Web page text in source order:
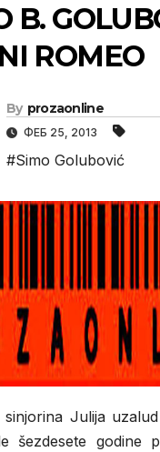
B.
ROMEO
By prozaonline
ФЕБ 25, 2013
#Simo Golubović
sinjorina Julija
šezdesete godine